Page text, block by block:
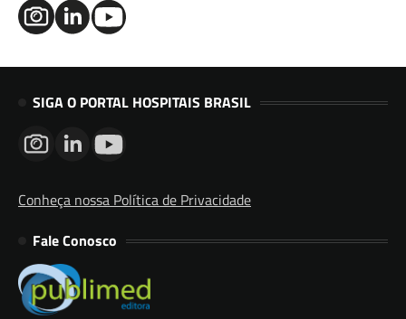
SIGA O PORTAL HOSPITAIS BRASIL
Conheça nossa Política de Privacidade
Fale Conosco